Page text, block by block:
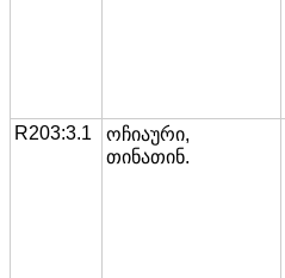
R203:3.1
ოჩიაური,
თინათინ.